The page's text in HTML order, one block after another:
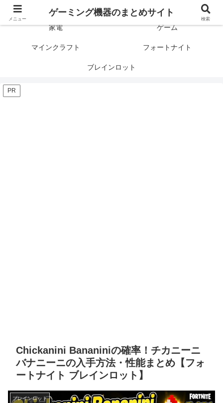
ゲーミング製品の口コミや評判と比較を紹介します！
家電 ゲーム
マインクラフト フォートナイト
ブレインロット
PR
Chickanini Bananiniの確率！チカニーニ
バナニーニの入手方法・性能まとめ【フォ
ートナイト ブレインロット】
ブレインロット
メニュー
ゲーミング機器のまとめサイト
検索